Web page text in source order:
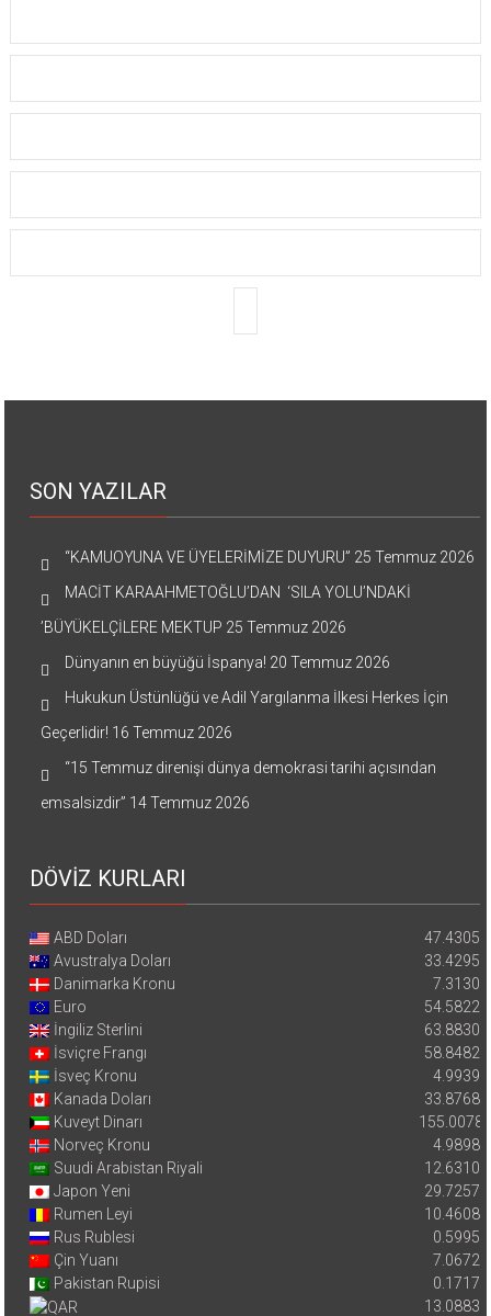
SON YAZILAR
“KAMUOYUNA VE ÜYELERİMİZE DUYURU” 25 Temmuz 2026
MACİT KARAAHMETOĞLU’DAN ‘SILA YOLU’NDAKİ
’BÜYÜKELÇİLERE MEKTUP 25 Temmuz 2026
Dünyanın en büyüğü İspanya! 20 Temmuz 2026
Hukukun Üstünlüğü ve Adil Yargılanma İlkesi Herkes İçin
Geçerlidir! 16 Temmuz 2026
“15 Temmuz direnişi dünya demokrasi tarihi açısından
emsalsizdir” 14 Temmuz 2026
DÖVİZ KURLARI
ABD Doları
47.4305
Avustralya Doları
33.4295
Danimarka Kronu
7.3130
Euro
54.5822
İngiliz Sterlini
63.8830
İsviçre Frangı
58.8482
İsveç Kronu
4.9939
Kanada Doları
33.8768
Kuveyt Dinarı
155.0078
Norveç Kronu
4.9898
Suudi Arabistan Riyali
12.6310
Japon Yeni
29.7257
Rumen Leyi
10.4608
Rus Rublesi
0.5995
Çin Yuanı
7.0672
Pakistan Rupisi
0.1717
13.0883